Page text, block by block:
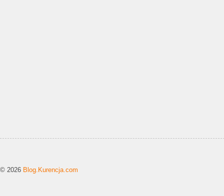
© 2026 Blog.Kurencja.com